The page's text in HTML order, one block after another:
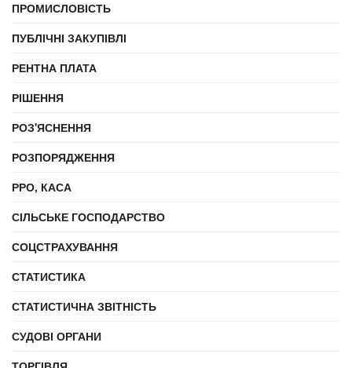
ПРОМИСЛОВІСТЬ
ПУБЛІЧНІ ЗАКУПІВЛІ
РЕНТНА ПЛАТА
РІШЕННЯ
РОЗ'ЯСНЕННЯ
РОЗПОРЯДЖЕННЯ
РРО, КАСА
СІЛЬСЬКЕ ГОСПОДАРСТВО
СОЦСТРАХУВАННЯ
СТАТИСТИКА
СТАТИСТИЧНА ЗВІТНІСТЬ
СУДОВІ ОРГАНИ